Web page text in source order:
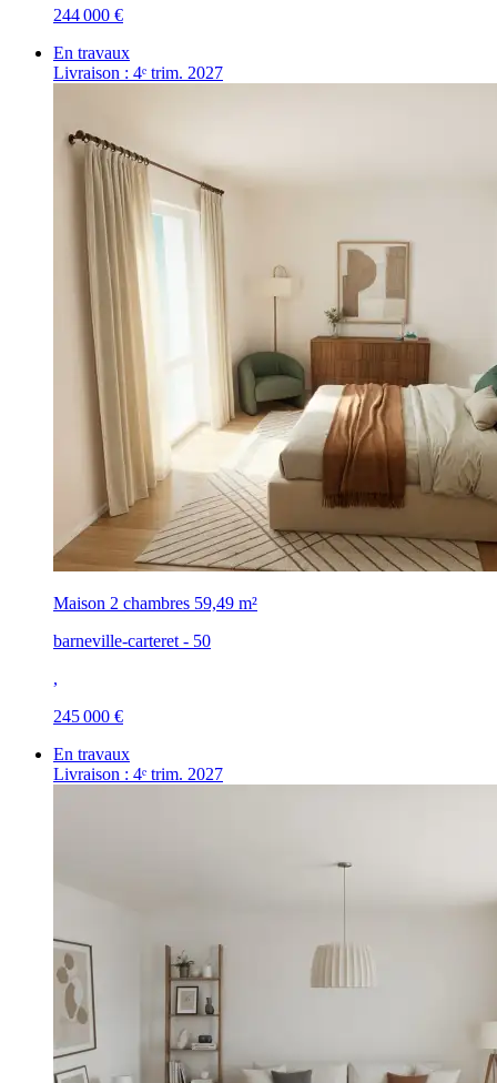
244 000 €
En travaux
Livraison : 4ᵉ trim. 2027
Maison 2 chambres 59,49 m²
barneville-carteret - 50
,
245 000 €
En travaux
Livraison : 4ᵉ trim. 2027